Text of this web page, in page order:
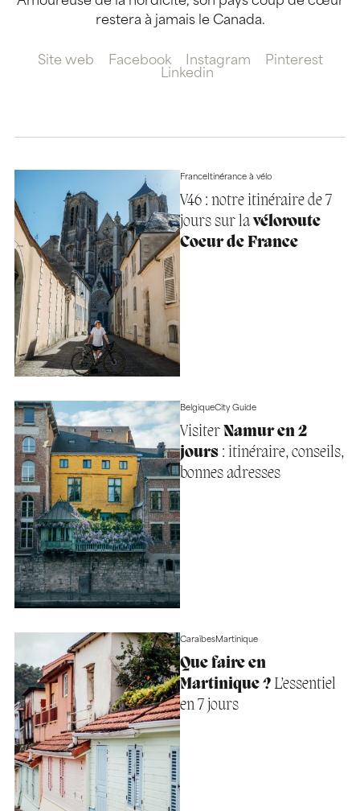
restera à jamais le Canada.
Site web Facebook Instagram
Pinterest
Linkedin
FranceItinérance à vélo
V46 : notre itinéraire de 7
jours sur lavéloroute
Coeur de France
BelgiqueCity Guide
Visiter Namur en 2
jours: itinéraire, conseils,
bonnes adresses
CaraïbesMartinique
Que faire en
Martinique ?L’essentiel
en 7 jours